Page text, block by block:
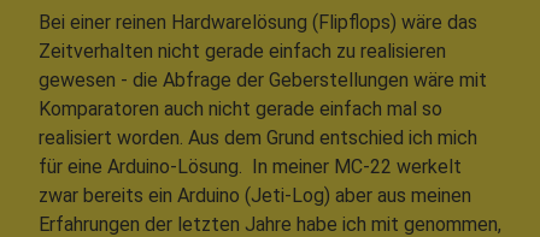
Bei einer reinen Hardwarelösung (Flipflops) wäre das
Zeitverhalten nicht gerade einfach zu realisieren
gewesen - die Abfrage der Geberstellungen wäre mit
Komparatoren auch nicht gerade einfach mal so
realisiert worden. Aus dem Grund entschied ich mich
für eine Arduino-Lösung. In meiner MC-22 werkelt
zwar bereits ein Arduino (Jeti-Log) aber aus meinen
Erfahrungen der letzten Jahre habe ich mit genommen,